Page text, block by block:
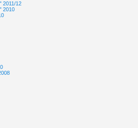
2011/12
2010